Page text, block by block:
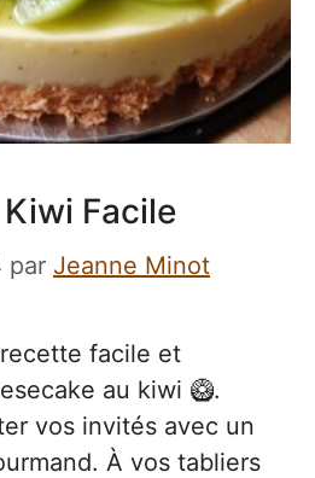
Facile
par Jeanne Minot
facile et
au kiwi 🥝.
vos invités avec un
À vos tabliers